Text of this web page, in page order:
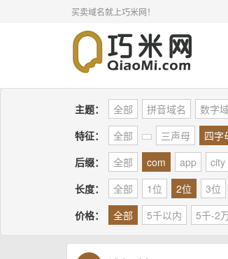
买卖域名就上巧米网！
主题： 全部 拼音域名 数字
特征：
全部 三声母 四字
后缀：
全部 com app city
长度：
全部 1位 2位 3位
价格：
全部 5千以内 5千-2